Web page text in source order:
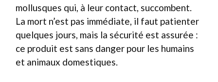
mollusques qui, à leur contact, succombent.
La mort n’est pas immédiate, il faut patienter
quelques jours, mais la sécurité est assurée :
ce produit est sans danger pour les humains
et animaux domestiques.